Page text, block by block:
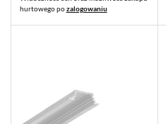
hurtowego pozalogowaniu